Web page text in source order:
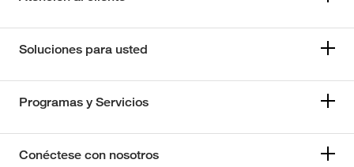
Soluciones para usted
Programas y Servicios
Conéctese con nosotros